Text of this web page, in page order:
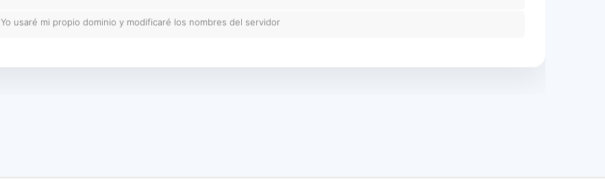
Yo usaré mi propio dominio y modificaré los nombres del servidor